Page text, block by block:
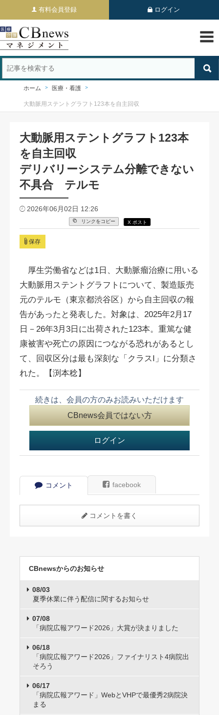
有料会員登録 ログイン
ホーム 医療・看護
大動脈用ステントグラフト123本を自主回収
大動脈用ステントグラフト123本
を自主回収
デリバリーシステム分離できない
不具合 テルモ
2026年06月02日 12:26
リンクをコピー X ポスト
保存
厚生労働省などは1日、大動脈瘤治療に用いる
大動脈用ステントグラフトについて、製造販売
元のテルモ（東京都渋谷区）から自主回収の報
告があったと発表した。対象は、2025年2月17
日－26年3月3日に出荷された123本。重篤な健
康被害や死亡の原因につながる恐れがあるとし
て、回収区分は最も深刻な「クラスI」に分類さ
れた。【渕本稔】
続きは、会員の方のみお読みいただけます
CBnews会員ではない方
ログイン
コメント facebook
コメントを書く
CBnewsからのお知らせ
08/03
夏季休業に伴う配信に関するお知らせ
07/08
「病院広報アワード2026」大賞が決まりました
06/18
「病院広報アワード2026」ファイナリスト4病院出
そろう
06/17
「病院広報アワード」WebとVHPで最優秀2病院決
まる